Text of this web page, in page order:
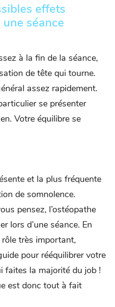
effets
séance
à la fin de la séance,
de tête qui tourne.
assez rapidement.
se présenter
Votre équilibre se
et la plus fréquente
de somnolence.
pensez, l’ostéopathe
lors d’une séance. En
très important,
pour rééquilibrer votre
faites la majorité du job !
est donc tout à fait